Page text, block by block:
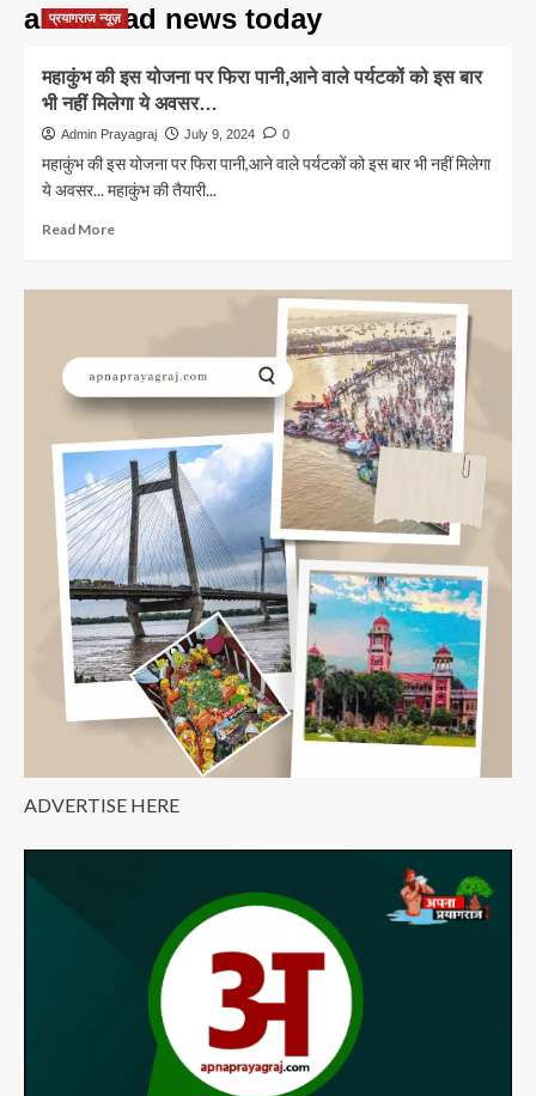
allahabad news today
प्रयागराज न्यूज़
महाकुंभ की इस योजना पर फिरा पानी,आने वाले पर्यटकों को इस बार
भी नहीं मिलेगा ये अवसर…
Admin Prayagraj July 9, 2024 0
महाकुंभ की इस योजना पर फिरा पानी,आने वाले पर्यटकों को इस बार भी नहीं मिलेगा
ये अवसर... महाकुंभ की तैयारी...
Read MoreRead
महाकुंभ
योजना
पर
फिरा
वाले
पर्यटकों
को
इस
बार
भी
नहीं
मिलेगा
ये
अवसर…
ADVERTISE HERE